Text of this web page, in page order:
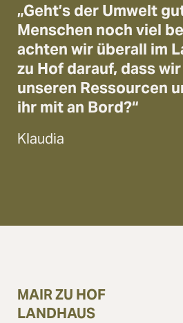
„Geht’s der Umwelt
Menschen noch viel
achten wir überall im
zu Hof darauf, dass
unseren Ressourcen
ihr mit an Bord?“
Klaudia
MAIR ZU HOF
LANDHAUS